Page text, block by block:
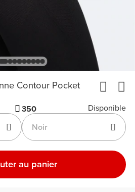
Contour Pocket
350
Disponible
Noir
au panier